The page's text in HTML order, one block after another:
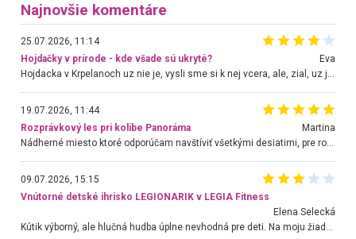
Najnovšie komentáre
25.07.2026, 11:14
Hojdačky v prírode - kde všade sú ukryté?
Eva
Hojdacka v Krpelanoch uz nie je, vysli sme si k nej vcera, ale, zial, uz je znicena. Ak sem planujete cestu len kvoli hojdacke, mozete si ju usetrit. Krasny vyhlad je tu vsak aj bez hojdacky :-)
19.07.2026, 11:44
Rozprávkový les pri kolibe Panoráma
Martina
Nádherné miesto ktoré odporúčam navštíviť všetkými desiatimi, pre rodiny s deťmi, dôchodcom... Proste a jednoducho ozaj rozprávkový les.. určite ešte prídeme. Odniesli sme si na pamiatku krásne tričká,
09.07.2026, 15:15
Vnútorné detské ihrisko LEGIONARIK v LEGIA Fitness
Elena Selecká